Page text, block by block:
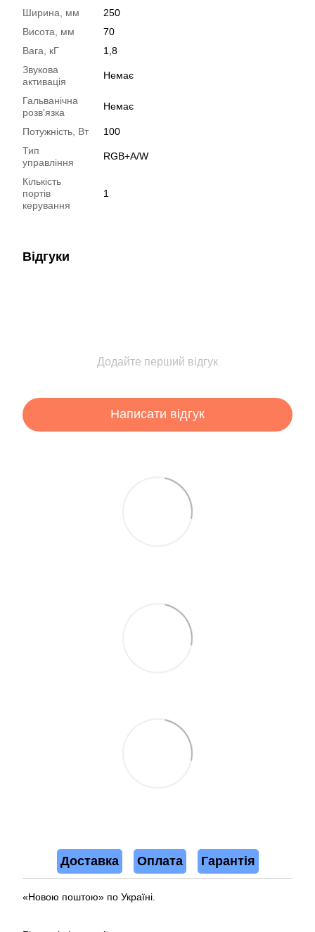
Ширина, мм
250
Висота, мм
70
Вага, кГ
1,8
Звукова
активація
Немає
Гальванічна
розв'язка
Немає
Потужність, Вт
100
Тип
управління
RGB+A/W
Кількість
портів
керування
1
Відгуки
Додайте перший відгук
Написати відгук
Доставка Оплата Гарантія
«Новою поштою» по Україні.